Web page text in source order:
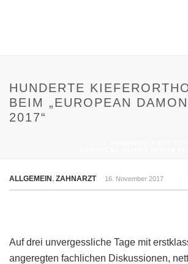
HUNDERTE
BEIM „EUROPEAN
2017“
ALLGEMEIN , ZAHNARZT 16. November 2017
Auf drei unvergessliche Tage mit
angeregten fachlichen Diskussionen,